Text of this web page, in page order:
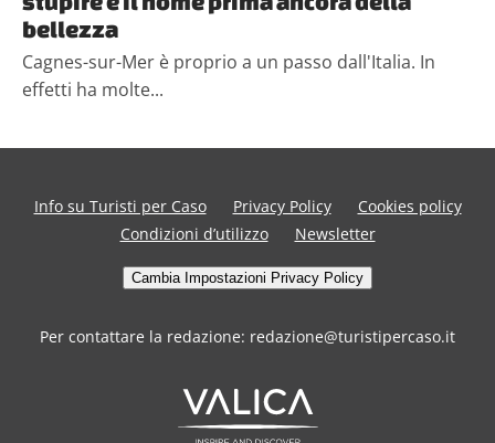
bellezza
Cagnes-sur-Mer è proprio a un passo dall'Italia. In
effetti ha molte...
Info su Turisti per Caso Privacy Policy
Cookies policy
Condizioni d’utilizzo
Newsletter
Cambia Impostazioni Privacy Policy
Per contattare la redazione: redazione@turistipercaso.it